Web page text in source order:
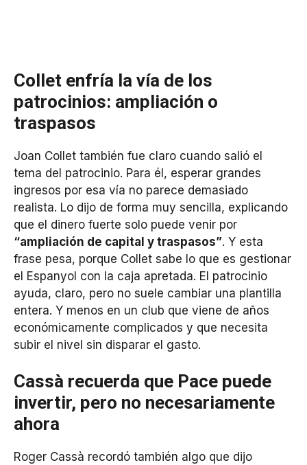
Collet enfría la vía de los
patrocinios: ampliación o
traspasos
Joan Collet también fue claro cuando salió el
tema del patrocinio. Para él, esperar grandes
ingresos por esa vía no parece demasiado
realista. Lo dijo de forma muy sencilla, explicando
que el dinero fuerte solo puede venir por
“ampliación de capital y traspasos”. Y esta
frase pesa, porque Collet sabe lo que es gestionar
el Espanyol con la caja apretada. El patrocinio
ayuda, claro, pero no suele cambiar una plantilla
entera. Y menos en un club que viene de años
económicamente complicados y que necesita
subir el nivel sin disparar el gasto.
Cassà recuerda que Pace puede
invertir, pero no necesariamente
ahora
Roger Cassà recordó también algo que dijo